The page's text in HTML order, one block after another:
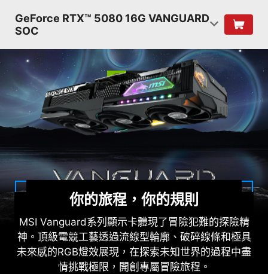
GeForce RTX™ 5080 16G VANGUARD
SOC
你的旅程，你的規則
MSI Vanguard系列顯示卡體現了冒險犯難的探險精
神。頂級電競工藝透過流線型輪廓、破碎線條和極具
未來感的RGB燈效展現，在探索未知世界的過程中盡
情挑戰極限，開創專屬冒險旅程。